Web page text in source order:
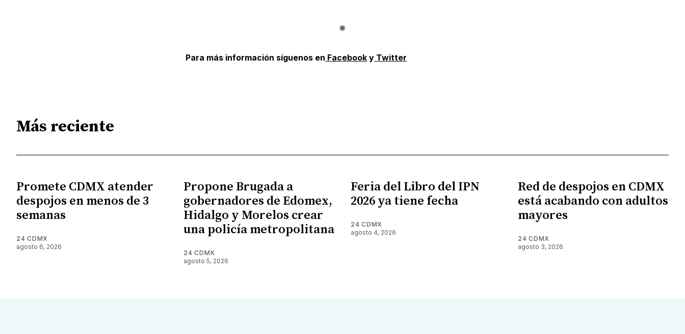
Para más información síguenos en FacebookyTwitter
Más reciente
Promete CDMX atender
despojos en menos de 3
semanas
24 CDMX
agosto 6, 2026
Propone Brugada a
gobernadores de Edomex,
Hidalgo y Morelos crear
una policía metropolitana
24 CDMX
agosto 5, 2026
Feria del Libro del IPN
2026 ya tiene fecha
24 CDMX
agosto 4, 2026
Red de despojos en CDMX
está acabando con adultos
mayores
24 CDMX
agosto 3, 2026